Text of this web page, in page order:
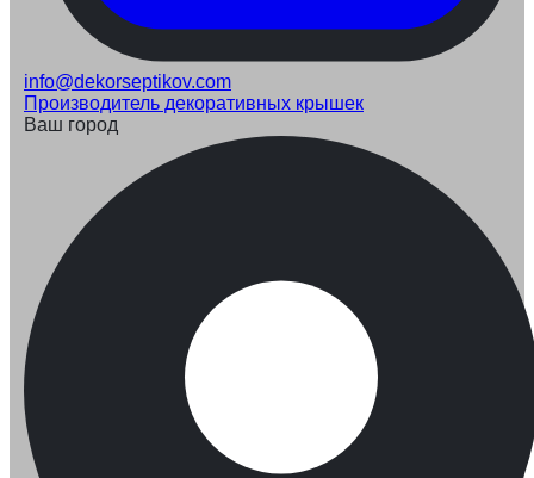
info@dekorseptikov.com
Производитель декоративных крышек
Ваш город